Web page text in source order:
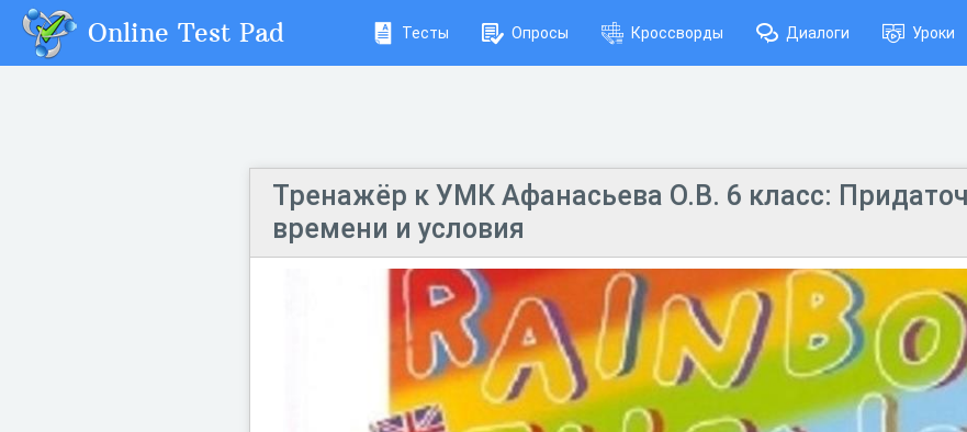
Online Test Pad Тесты Опросы Кроссворды Диалоги Уроки
Тренажёр к УМК Афанасьева О.В. 6 класс:
времени и условия